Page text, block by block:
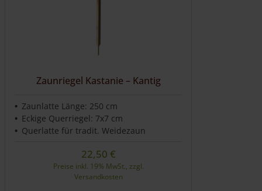
Zaunriegel Kastanie – Kantig
Zaunlatte Länge: 250 cm
Eckige Querriegel: 7x7 cm
Querlatte für tradit. Weidezaun
22,50 €
Preise inkl. 19% MwSt., zzgl.
Versandkosten